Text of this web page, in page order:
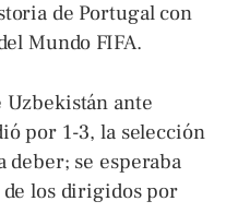
de Portugal con
Mundo FIFA.
ante
por 1-3, la selección
deber; se esperaba
los dirigidos por